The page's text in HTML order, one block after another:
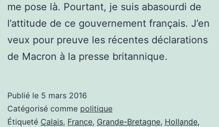
me pose là. Pourtant, je suis abasourdi de
l’attitude de ce gouvernement français. J’en
veux pour preuve les récentes déclarations
de Macron à la presse britannique.
Publié le 5 mars 2016
Catégorisé comme politique
Étiqueté Calais, France, Grande-Bretagne, Hollande,